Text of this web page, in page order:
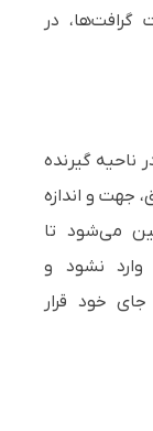
گرافت‌ها، در
ناحیه گیرنده
جهت و اندازه
می‌شود تا
نشود و
خود قرار